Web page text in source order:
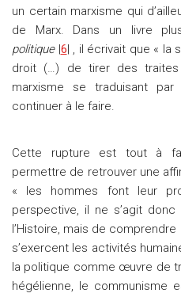
un certain marxisme qui
de Marx. Dans un livre
politique|6| , il écrivait que « la
droit (…) de tirer des traites
marxisme se traduisant par
continuer à le faire.
Cette rupture est tout à
permettre de retrouver une
« les hommes font leur
perspective, il ne s’agit
l’Histoire, mais de
s’exercent les activités
la politique comme œuvre de
hégélienne, le communisme